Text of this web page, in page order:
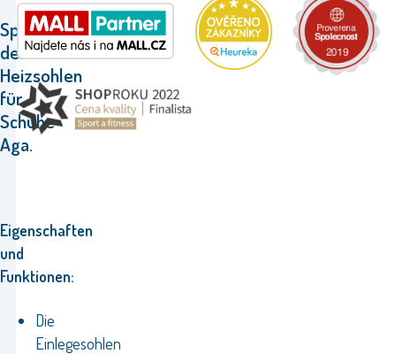
Spezifikationen
der
Heizsohlen
für
Schuhe
Aga.
Eigenschaften
und
Funktionen:
Die
Einlegesohlen